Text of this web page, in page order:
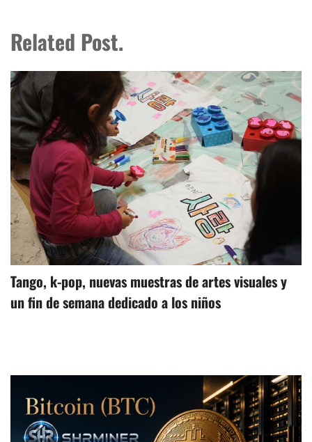
Related Post.
Tango, k-pop, nuevas muestras de artes visuales y
un fin de semana dedicado a los niños